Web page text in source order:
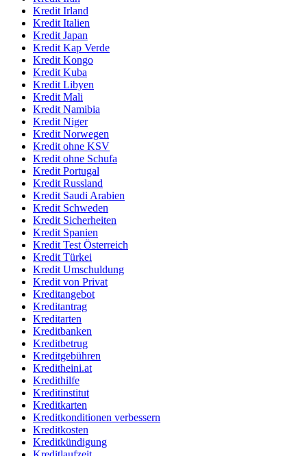
Kredit Irland
Kredit Italien
Kredit Japan
Kredit Kap Verde
Kredit Kongo
Kredit Kuba
Kredit Libyen
Kredit Mali
Kredit Namibia
Kredit Niger
Kredit Norwegen
Kredit ohne KSV
Kredit ohne Schufa
Kredit Portugal
Kredit Russland
Kredit Saudi Arabien
Kredit Schweden
Kredit Sicherheiten
Kredit Spanien
Kredit Test Österreich
Kredit Türkei
Kredit Umschuldung
Kredit von Privat
Kreditangebot
Kreditantrag
Kreditarten
Kreditbanken
Kreditbetrug
Kreditgebühren
Kreditheini.at
Kredithilfe
Kreditinstitut
Kreditkarten
Kreditkonditionen verbessern
Kreditkosten
Kreditkündigung